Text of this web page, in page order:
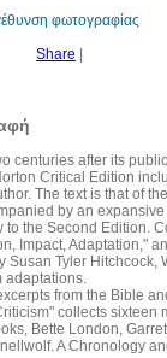
φωτογραφίας
Share
centuries after its
Critical Edition
The text is that of
by an
to the Second Edition.
Impact, Adaptation,"
Susan Tyler Hitchcock,
adaptations.
from the Bible
collects
Bette London,
A Chronology